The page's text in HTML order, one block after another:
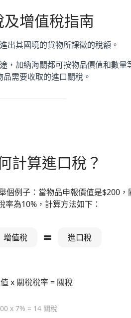
及增值稅指南
出其國境的貨物所課徵的稅額。
，加納海關都可按物品價值和數量
需要收取的進口關稅。
計算進口稅？
個例子：當物品申報價值是$200，
率為10%，計算方法如下：
增值稅 = 進口稅
x 關稅稅率 = 關稅
x 7% = 14 關稅